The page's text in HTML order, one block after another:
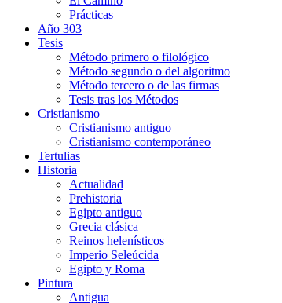
Prácticas
Año 303
Tesis
Método primero o filológico
Método segundo o del algoritmo
Método tercero o de las firmas
Tesis tras los Métodos
Cristianismo
Cristianismo antiguo
Cristianismo contemporáneo
Tertulias
Historia
Actualidad
Prehistoria
Egipto antiguo
Grecia clásica
Reinos helenísticos
Imperio Seleúcida
Egipto y Roma
Pintura
Antigua